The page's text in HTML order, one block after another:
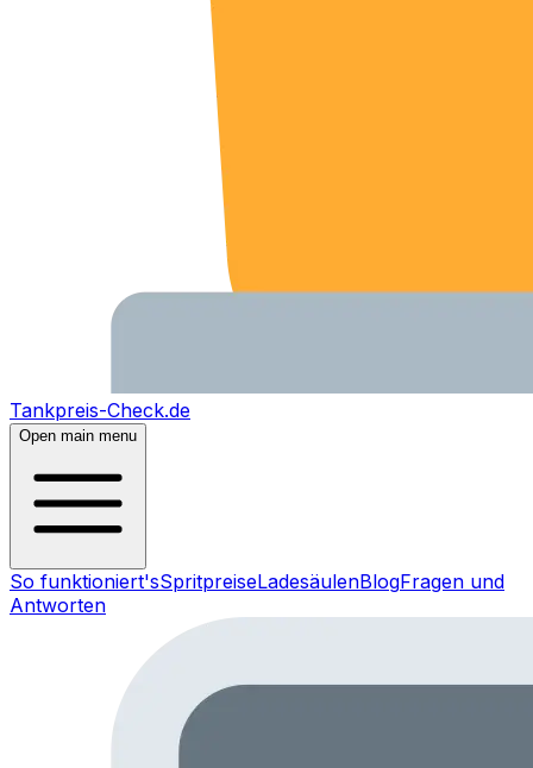
Tankpreis-Check.de
Open main menu
So funktioniert'sSpritpreiseLadesäulenBlogFragen und
Antworten